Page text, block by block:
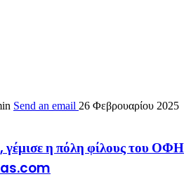
Send an email 26 Φεβρουαρίου 2025
γέμισε η πόλη φίλους του ΟΦΗ